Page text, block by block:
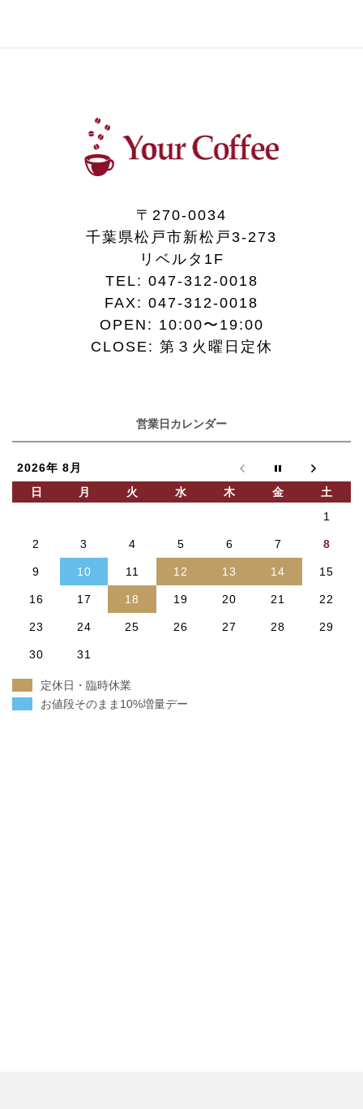
〒270-0034
千葉県松戸市新松戸3-273
リベルタ1F
TEL: 047-312-0018
FAX: 047-312-0018
OPEN: 10:00〜19:00
CLOSE: 第３火曜日定休
営業日カレンダー
2026年 8月
日
月 火 水 木 金
土
1
2 3 4 5 6 7 8
9 10 11 12 13 14 15
16 17 18 19 20 21 22
23 24 25 26 27 28 29
30 31
定休日・臨時休業
お値段そのまま10%増量デー